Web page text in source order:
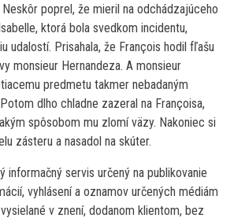
poprel, že mieril na odchádzajúceho
ktorá bola svedkom incidentu,
udalostí. Prisahala, že François hodil fľašu
monsieur Hernandeza. A monsieur
predmetu takmer nebadaným
dlho chladne zazeral na Françoisa,
spôsobom mu zlomí väzy. Nakoniec si
zásteru a nasadol na skúter.
informačný servis určený na publikovanie
vyhlásení a oznamov určených médiám
v znení, dodanom klientom, bez